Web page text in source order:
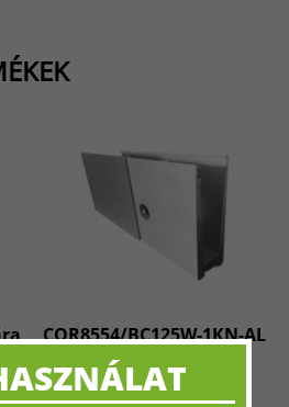
COR8554/BC125W-1KN-AL
U oldalsó korlát sín